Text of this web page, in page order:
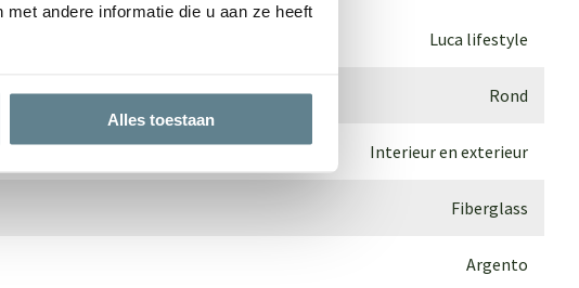
andere informatie die u aan ze heeft
Alles toestaan
Luca lifestyle
Rond
Interieur en exterieur
Fiberglass
Argento